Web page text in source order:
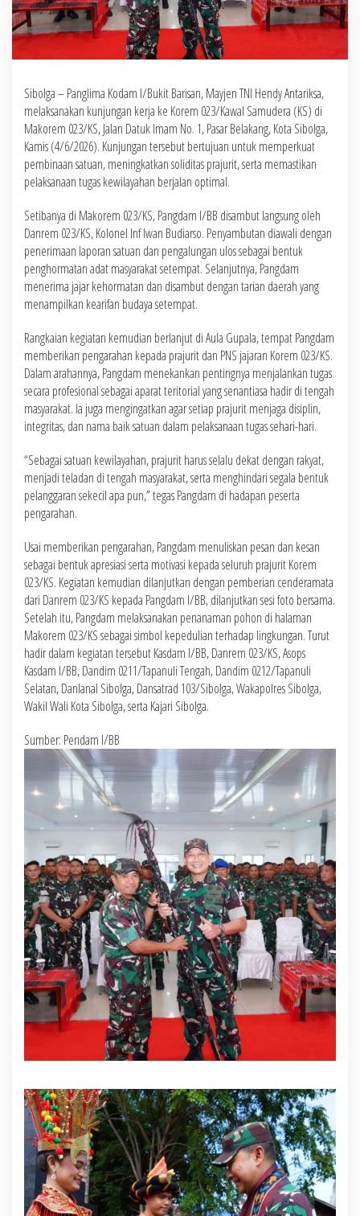
Sibolga – Panglima Kodam I/Bukit Barisan, Mayjen TNI Hendy Antariksa,
melaksanakan kunjungan kerja ke Korem 023/Kawal Samudera (KS) di
Makorem 023/KS, Jalan Datuk Imam No. 1, Pasar Belakang, Kota Sibolga,
Kamis (4/6/2026). Kunjungan tersebut bertujuan untuk memperkuat
pembinaan satuan, meningkatkan soliditas prajurit, serta memastikan
pelaksanaan tugas kewilayahan berjalan optimal.
Setibanya di Makorem 023/KS, Pangdam I/BB disambut langsung oleh
Danrem 023/KS, Kolonel Inf Iwan Budiarso. Penyambutan diawali dengan
penerimaan laporan satuan dan pengalungan ulos sebagai bentuk
penghormatan adat masyarakat setempat. Selanjutnya, Pangdam
menerima jajar kehormatan dan disambut dengan tarian daerah yang
menampilkan kearifan budaya setempat.
Rangkaian kegiatan kemudian berlanjut di Aula Gupala, tempat Pangdam
memberikan pengarahan kepada prajurit dan PNS jajaran Korem 023/KS.
Dalam arahannya, Pangdam menekankan pentingnya menjalankan tugas
secara profesional sebagai aparat teritorial yang senantiasa hadir di tengah
masyarakat. Ia juga mengingatkan agar setiap prajurit menjaga disiplin,
integritas, dan nama baik satuan dalam pelaksanaan tugas sehari-hari.
“Sebagai satuan kewilayahan, prajurit harus selalu dekat dengan rakyat,
menjadi teladan di tengah masyarakat, serta menghindari segala bentuk
pelanggaran sekecil apa pun,” tegas Pangdam di hadapan peserta
pengarahan.
Usai memberikan pengarahan, Pangdam menuliskan pesan dan kesan
sebagai bentuk apresiasi serta motivasi kepada seluruh prajurit Korem
023/KS. Kegiatan kemudian dilanjutkan dengan pemberian cenderamata
dari Danrem 023/KS kepada Pangdam I/BB, dilanjutkan sesi foto bersama.
Setelah itu, Pangdam melaksanakan penanaman pohon di halaman
Makorem 023/KS sebagai simbol kepedulian terhadap lingkungan. Turut
hadir dalam kegiatan tersebut Kasdam I/BB, Danrem 023/KS, Asops
Kasdam I/BB, Dandim 0211/Tapanuli Tengah, Dandim 0212/Tapanuli
Selatan, Danlanal Sibolga, Dansatrad 103/Sibolga, Wakapolres Sibolga,
Wakil Wali Kota Sibolga, serta Kajari Sibolga.
Sumber: Pendam I/BB